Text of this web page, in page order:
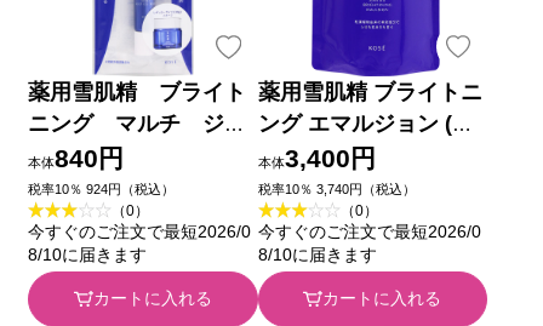
薬用雪肌精 ブライト
ニング マルチ ジェ
ル １２ｇ コーセー (医
薬部外品)
本体840円
税率10％ 924円（税込）
（0）
今すぐのご注文で最短2026/0
8/10に届きます
カートに入れる
薬用雪肌精 ブライトニ
ング エマルジョン (つ
めかえ用) １２０ｍＬ
コーセー (医薬部外品)
本体3,400円
税率10％ 3,740円（税込）
（0）
今すぐのご注文で最短2026/0
8/10に届きます
カートに入れる